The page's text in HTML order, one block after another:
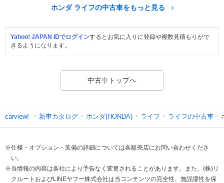
ホンダ ライフの中古車をもっと見る
Yahoo! JAPAN IDでログインするとお気に入りに登録や複数見積もりがで
きるようになります。
中古車トップへ
carview! 新車カタログ ホンダ(HONDA) ライフ ライフの中古車
※仕様・オプション・装備の詳細については各販売店にお問い合わせくださ
い。
※当情報の内容は各社により予告なく変更されることがあります。また、(株)リ
クルートおよびLINEヤフー株式会社は当コンテンツの完全性、無誤謬性を保